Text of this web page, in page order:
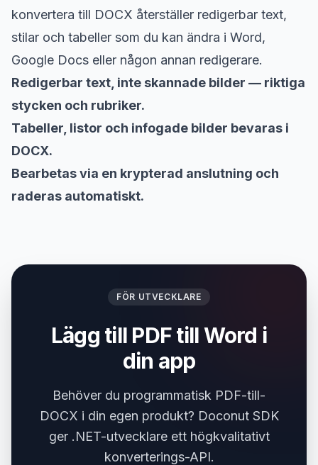
konvertera till DOCX återställer redigerbar text,
stilar och tabeller som du kan ändra i Word,
Google Docs eller någon annan redigerare.
Redigerbar text, inte skannade bilder — riktiga
stycken och rubriker.
Tabeller, listor och infogade bilder bevaras i
DOCX.
Bearbetas via en krypterad anslutning och
raderas automatiskt.
FÖR UTVECKLARE
Lägg till PDF till Word i
din app
Behöver du programmatisk PDF-till-
DOCX i din egen produkt? Doconut SDK
ger .NET-utvecklare ett högkvalitativt
konverterings-API.